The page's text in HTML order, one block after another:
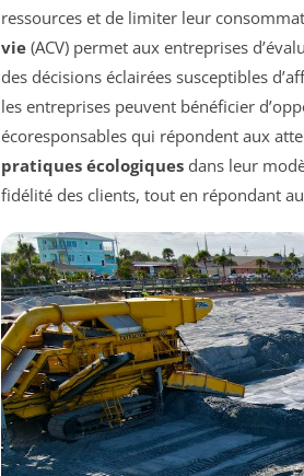
ressources et de limiter leur
vie (ACV) permet aux entreprises
des décisions éclairées susceptibles
les entreprises peuvent bénéficier
écoresponsables qui répondent aux
pratiques écologiques dans leur
fidélité des clients, tout en répondant